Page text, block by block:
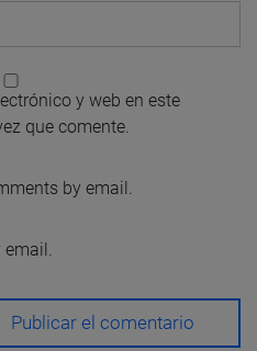
y web en este
que comente.
by email.
email.